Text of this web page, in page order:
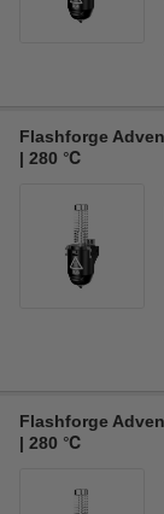
Flashforge
| 280 ℃
Flashforge
| 280 ℃